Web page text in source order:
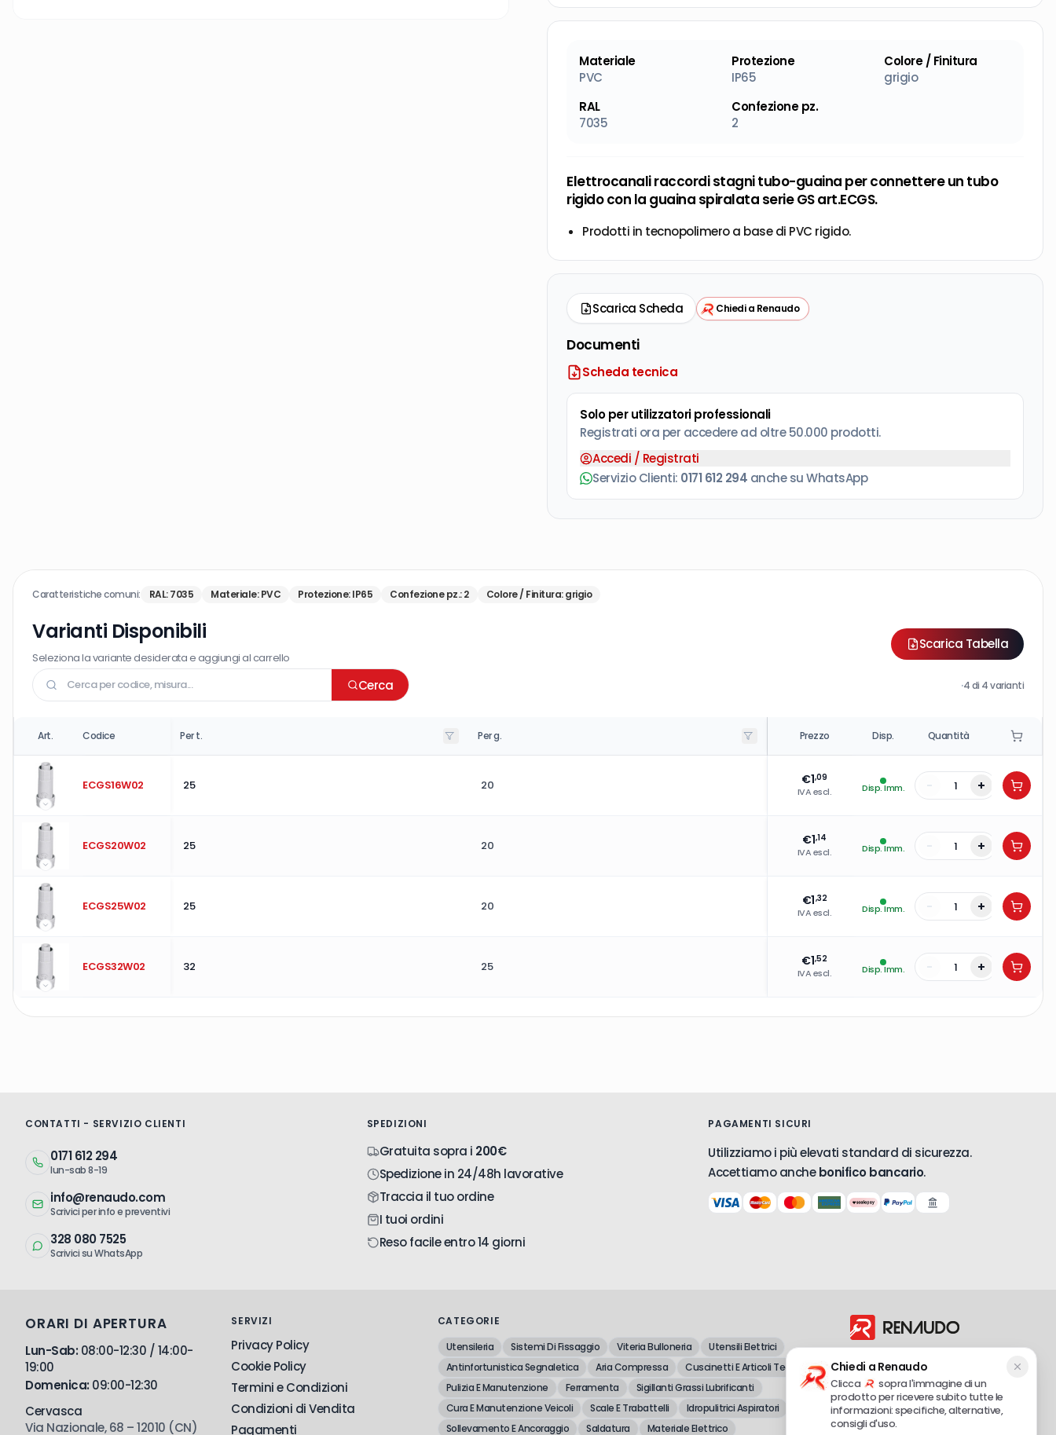
Materiale
PVC
Protezione
IP65
Colore / Finitura
grigio
RAL
7035
Confezione pz.
2
Elettrocanali raccordi stagni tubo-guaina per connettere un tubo
rigido con la guaina spiralata serie GS art.ECGS.
Prodotti in tecnopolimero a base di PVC rigido.
Scarica Scheda Chiedi a Renaudo
Documenti
Scheda tecnica
Solo per utilizzatori professionali
Registrati ora per accedere ad oltre 50.000 prodotti.
Accedi / Registrati
Servizio Clienti: 0171 612 294 anche su WhatsApp
Caratteristiche comuni: RAL:7035 Materiale:PVC Protezione:IP65 Confezione pz.:2 Colore / Finitura:grigio
Varianti Disponibili
Seleziona la variante desiderata e aggiungi al carrello
Scarica Tabella
Cerca ·4di 4varianti
Art. Codice Per t. Per g. Prezzo Disp. Quantità
ECGS16W02 25 20 €1,09
IVA escl. Disp. Imm. - +
ECGS20W02 25 20 €1,14
IVA escl. Disp. Imm. - +
ECGS25W02 25 20 €1,32
IVA escl. Disp. Imm. - +
ECGS32W02 32 25 €1,52
IVA escl. Disp. Imm. - +
CONTATTI - SERVIZIO CLIENTI
0171 612 294
lun-sab 8-19
info@renaudo.com
Scrivici per info e preventivi
328 080 7525
Scrivici su WhatsApp
SPEDIZIONI
Gratuita sopra i 200€
Spedizione in 24/48h lavorative
Traccia il tuo ordine
I tuoi ordini
Reso facile entro 14 giorni
PAGAMENTI SICURI
Utilizziamo i più elevati standard di sicurezza.
Accettiamo anchebonifico bancario.
ORARI DI APERTURA
Lun-Sab: 08:00-12:30 / 14:00-
19:00
Domenica: 09:00-12:30
Cervasca
Via Nazionale, 68 – 12010 (CN)
SERVIZI
Privacy Policy
Cookie Policy
Termini e Condizioni
Condizioni di Vendita
Pagamenti
CATEGORIE
Utensileria
Sistemi Di Fissaggio Viteria Bulloneria
Utensili Elettrici
Antinfortunistica Segnaletica
Aria Compressa
Cuscinetti E Articoli Tecnici
Pulizia E Manutenzione
Ferramenta
Sigillanti Grassi Lubrificanti
Cura E Manutenzione Veicoli
Scale E Trabattelli
Idropulitrici Aspiratori
Sollevamento E Ancoraggio
Saldatura Materiale Elettrico
dettaglio di attrezzature professionali e
fai-da-te.
Renaudo S.r.l.
Chiedi a Renaudo
Clicca
sopra l'immagine di un
prodotto per ricevere subito tutte le
informazioni: specifiche, alternative,
consigli d'uso.